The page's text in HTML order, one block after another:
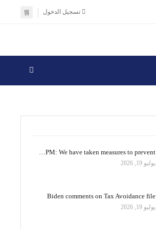
تسجيل الدخول
PM: We have taken measures to prevent…
يوليو 19, 2026
Biden comments on Tax Avoidance file
يوليو 19, 2026